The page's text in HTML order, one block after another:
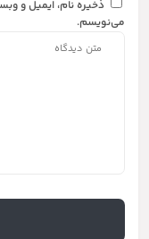
ذخیره نام، ایمیل و
می‌نویسم.